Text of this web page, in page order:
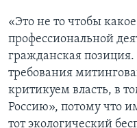
«Это не то чтобы
профессиональной
гражданская
требования
критикуем власть, в
Россию», потому что
тот экологический